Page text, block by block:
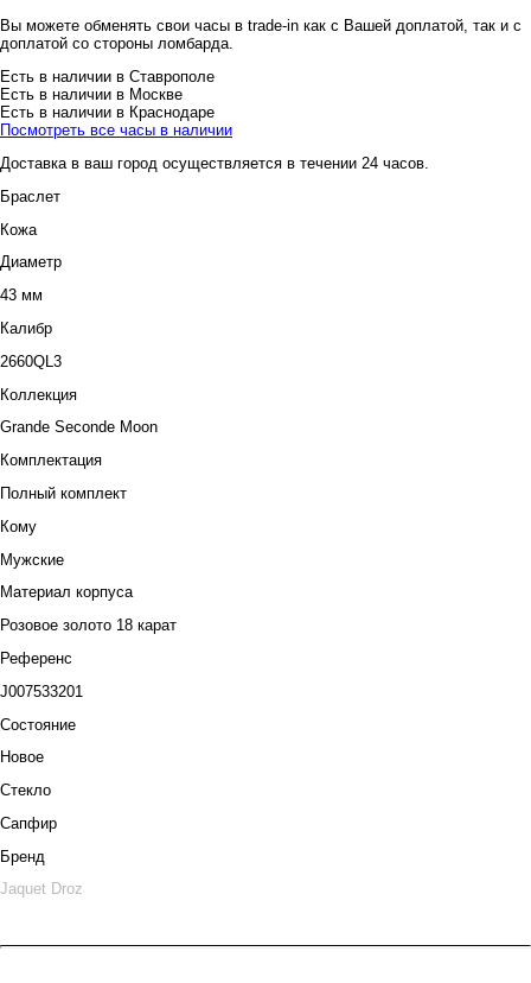
Вы можете обменять свои часы в trade-in как с Вашей доплатой, так и с
доплатой со стороны ломбарда.
Есть в наличии в Ставрополе
Есть в наличии в Москве
Есть в наличии в Краснодаре
Посмотреть все часы в наличии
Доставка в ваш город осуществляется в течении 24 часов.
Браслет
Кожа
Диаметр
43 мм
Калибр
2660QL3
Коллекция
Grande Seconde Moon
Комплектация
Полный комплект
Кому
Мужские
Материал корпуса
Розовое золото 18 карат
Референс
J007533201
Состояние
Новое
Стекло
Сапфир
Бренд
Jaquet Droz